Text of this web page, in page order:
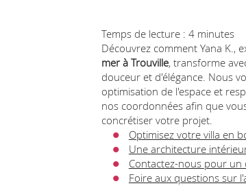
Temps de lecture : 4 minutes
Découvrez comment Yana K.,
mer à Trouville, transforme
douceur et d'élégance. Nous
optimisation de l'espace et
nos coordonnées afin que
concrétiser votre projet.
Optimisez votre villa en
Une architecture
Contactez-nous pour un
Foire aux questions sur